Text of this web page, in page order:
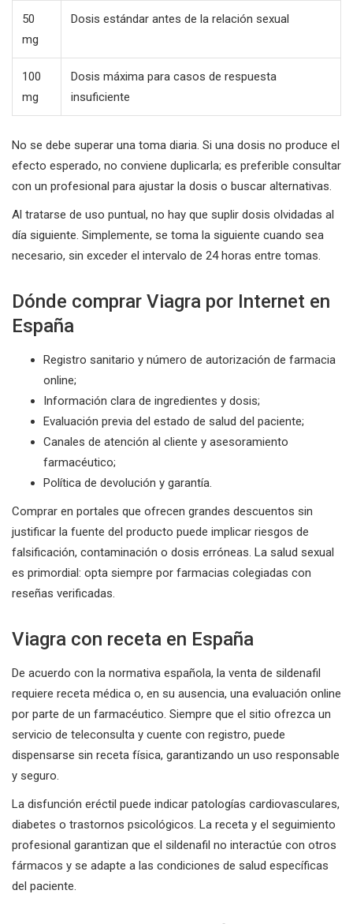
50
mg
Dosis estándar antes de la relación sexual
100
mg
Dosis máxima para casos de respuesta
insuficiente
No se debe superar una toma diaria. Si una dosis no produce el
efecto esperado, no conviene duplicarla; es preferible consultar
con un profesional para ajustar la dosis o buscar alternativas.
Al tratarse de uso puntual, no hay que suplir dosis olvidadas al
día siguiente. Simplemente, se toma la siguiente cuando sea
necesario, sin exceder el intervalo de 24 horas entre tomas.
Dónde comprar Viagra por Internet en
España
Registro sanitario y número de autorización de farmacia
online;
Información clara de ingredientes y dosis;
Evaluación previa del estado de salud del paciente;
Canales de atención al cliente y asesoramiento
farmacéutico;
Política de devolución y garantía.
Comprar en portales que ofrecen grandes descuentos sin
justificar la fuente del producto puede implicar riesgos de
falsificación, contaminación o dosis erróneas. La salud sexual
es primordial: opta siempre por farmacias colegiadas con
reseñas verificadas.
Viagra con receta en España
De acuerdo con la normativa española, la venta de sildenafil
requiere receta médica o, en su ausencia, una evaluación online
por parte de un farmacéutico. Siempre que el sitio ofrezca un
servicio de teleconsulta y cuente con registro, puede
dispensarse sin receta física, garantizando un uso responsable
y seguro.
La disfunción eréctil puede indicar patologías cardiovasculares,
diabetes o trastornos psicológicos. La receta y el seguimiento
profesional garantizan que el sildenafil no interactúe con otros
fármacos y se adapte a las condiciones de salud específicas
del paciente.